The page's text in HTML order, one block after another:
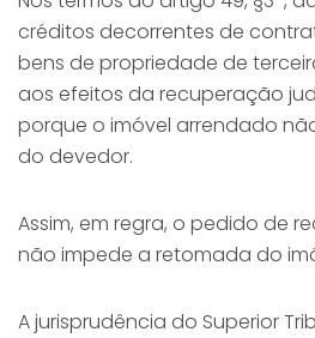
créditos decorrentes de
bens de propriedade de
aos efeitos da recuperação
porque o imóvel arrendado
do devedor.
Assim, em regra, o pedido de
não impede a retomada do
A jurisprudência do Superior